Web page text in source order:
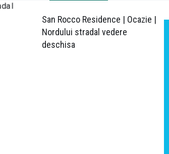
San Rocco Residence | Ocazie |
Nordului stradal vedere
deschisa